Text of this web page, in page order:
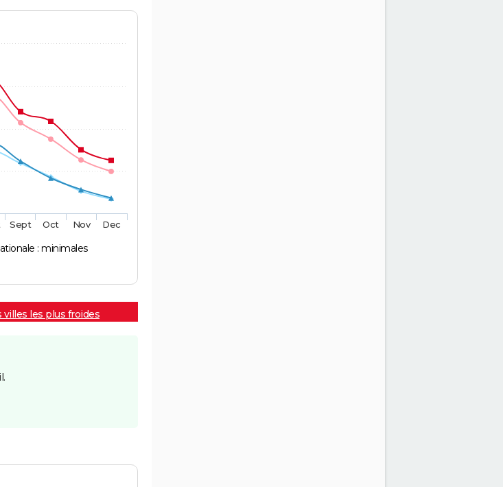
: minimales
Sept Oct Nov Dec
villes les plus froides